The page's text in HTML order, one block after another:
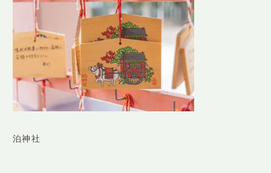
BLOG
ブログ
SHOP INFO
店舗情報
CONCEPT
コンセプト
泊神社